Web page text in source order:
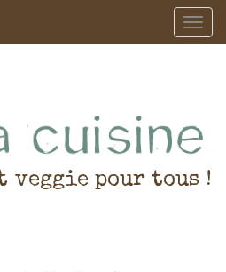
veggie pour tous !